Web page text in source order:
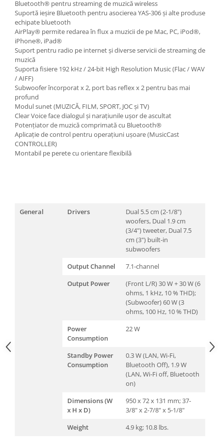
Bluetooth® pentru streaming de muzică wireless
Suportă ieșire Bluetooth pentru asocierea YAS-306 și alte produse
echipate bluetooth
AirPlay® permite redarea în flux a muzicii de pe Mac, PC, iPod®,
iPhone®, iPad®
Suport pentru radio pe internet și diverse servicii de streaming de
muzică
Suporta fisiere 192 kHz / 24-bit High Resolution Music (Flac / WAV
/ AIFF)
Subwoofer încorporat x 2, port bas reflex x 2 pentru bas mai
profund
Modul sunet (MUZICĂ, FILM, SPORT, JOC și TV)
Clear Voice face dialogul și narațiunile ușor de ascultat
Potențiator de muzică comprimată cu Bluetooth®
Aplicație de control pentru operațiuni ușoare (MusicCast
CONTROLLER)
Montabil pe perete cu orientare flexibilă
General Drivers
Dual 5.5 cm (2-1/8")
woofers, Dual 1.9 cm
(3/4") tweeter, Dual 7.5
cm (3") built-in
subwoofers
Output Channel
7.1-channel
Output Power
(Front L/R) 30 W + 30 W (6
ohms, 1 kHz, 10 % THD);
(Subwoofer) 60 W (3
ohms, 100 Hz, 10 % THD)
Power
Consumption
22 W
Standby Power
Consumption
0.3 W (LAN, Wi-Fi,
Bluetooth Off), 1.9 W
(LAN, Wi-Fi off, Bluetooth
on)
Dimensions (W
x H x D)
950 x 72 x 131 mm; 37-
3/8" x 2-7/8" x 5-1/8"
Weight
4.9 kg; 10.8 lbs.